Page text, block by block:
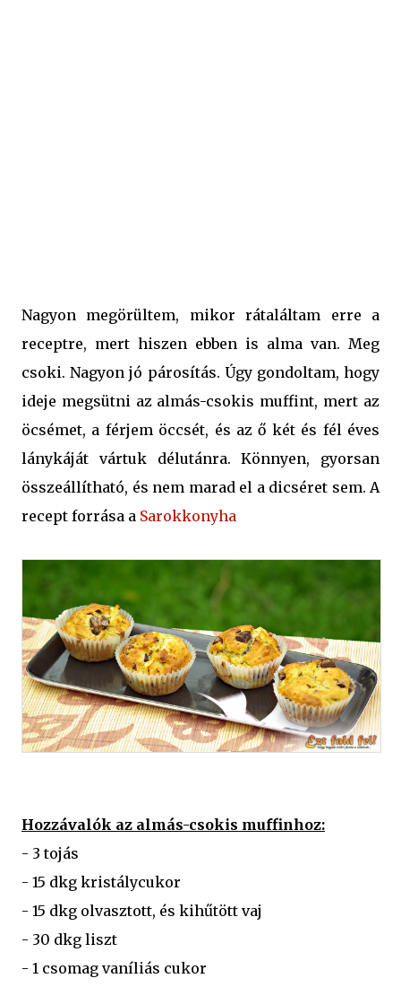
Nagyon megörültem, mikor rátaláltam erre a
receptre, mert hiszen ebben is alma van. Meg
csoki. Nagyon jó párosítás. Úgy gondoltam, hogy
ideje megsütni az almás-csokis muffint, mert az
öcsémet, a férjem öccsét, és az ő két és fél éves
lánykáját vártuk délutánra. Könnyen, gyorsan
összeállítható, és nem marad el a dicséret sem. A
recept forrása a Sarokkonyha
Hozzávalók az almás-csokis muffinhoz:
- 3 tojás
- 15 dkg kristálycukor
- 15 dkg olvasztott, és kihűtött vaj
- 30 dkg liszt
- 1 csomag vaníliás cukor